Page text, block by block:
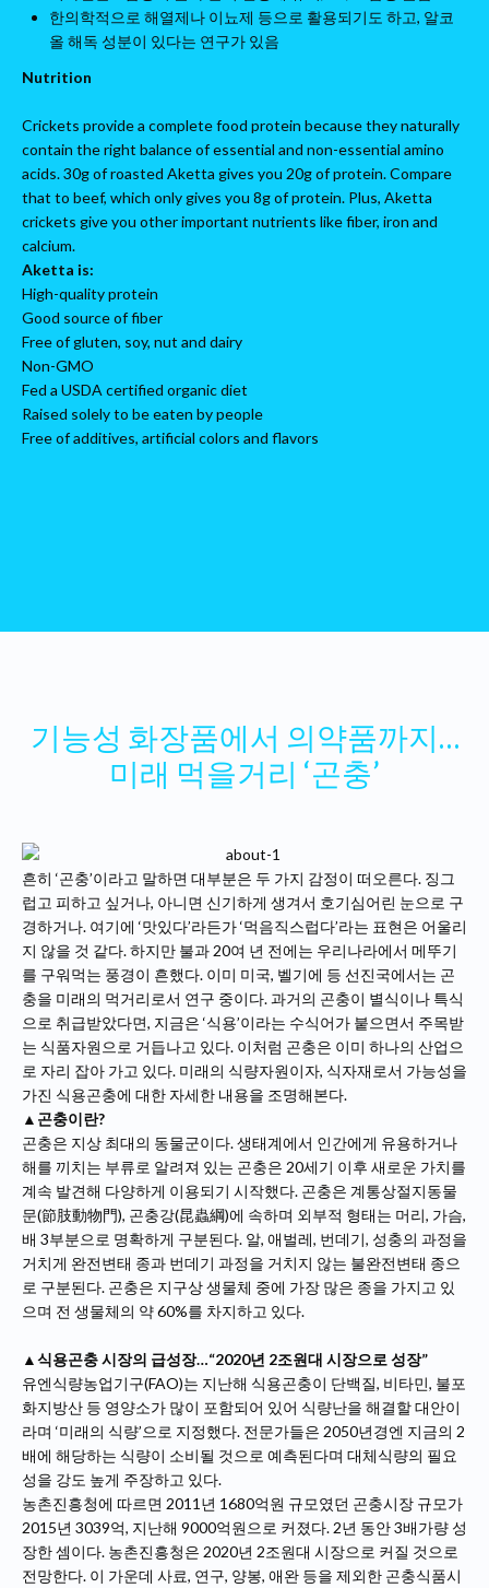
한의학적으로 해열제나 이뇨제 등으로 활용되기도 하고, 알코
올 해독 성분이 있다는 연구가 있음
Nutrition
Crickets provide a complete food protein because they naturally
contain the right balance of essential and non-essential amino
acids. 30g of roasted Aketta gives you 20g of protein. Compare
that to beef, which only gives you 8g of protein. Plus, Aketta
crickets give you other important nutrients like fiber, iron and
calcium.
Aketta is:
High-quality protein
Good source of fiber
Free of gluten, soy, nut and dairy
Non-GMO
Fed a USDA certified organic diet
Raised solely to be eaten by people
Free of additives, artificial colors and flavors
기능성 화장품에서 의약품까지…
미래 먹을거리 ‘곤충’
흔히 ‘곤충’이라고 말하면 대부분은 두 가지 감정이 떠오른다. 징그
럽고 피하고 싶거나, 아니면 신기하게 생겨서 호기심어린 눈으로 구
경하거나. 여기에 ‘맛있다’라든가 ‘먹음직스럽다’라는 표현은 어울리
지 않을 것 같다. 하지만 불과 20여 년 전에는 우리나라에서 메뚜기
를 구워먹는 풍경이 흔했다. 이미 미국, 벨기에 등 선진국에서는 곤
충을 미래의 먹거리로서 연구 중이다. 과거의 곤충이 별식이나 특식
으로 취급받았다면, 지금은 ‘식용’이라는 수식어가 붙으면서 주목받
는 식품자원으로 거듭나고 있다. 이처럼 곤충은 이미 하나의 산업으
로 자리 잡아 가고 있다. 미래의 식량자원이자, 식자재로서 가능성을
가진 식용곤충에 대한 자세한 내용을 조명해본다.
▲곤충이란?
곤충은 지상 최대의 동물군이다. 생태계에서 인간에게 유용하거나
해를 끼치는 부류로 알려져 있는 곤충은 20세기 이후 새로운 가치를
계속 발견해 다양하게 이용되기 시작했다. 곤충은 계통상절지동물
문(節肢動物門), 곤충강(昆蟲綱)에 속하며 외부적 형태는 머리, 가슴,
배 3부분으로 명확하게 구분된다. 알, 애벌레, 번데기, 성충의 과정을
거치게 완전변태 종과 번데기 과정을 거치지 않는 불완전변태 종으
로 구분된다. 곤충은 지구상 생물체 중에 가장 많은 종을 가지고 있
으며 전 생물체의 약 60%를 차지하고 있다.
▲식용곤충 시장의 급성장…“2020년 2조원대 시장으로 성장”
유엔식량농업기구(FAO)는 지난해 식용곤충이 단백질, 비타민, 불포
화지방산 등 영양소가 많이 포함되어 있어 식량난을 해결할 대안이
라며 ‘미래의 식량’으로 지정했다. 전문가들은 2050년경엔 지금의 2
배에 해당하는 식량이 소비될 것으로 예측된다며 대체식량의 필요
성을 강도 높게 주장하고 있다.
농촌진흥청에 따르면 2011년 1680억원 규모였던 곤충시장 규모가
2015년 3039억, 지난해 9000억원으로 커졌다. 2년 동안 3배가량 성
장한 셈이다. 농촌진흥청은 2020년 2조원대 시장으로 커질 것으로
전망한다. 이 가운데 사료, 연구, 양봉, 애완 등을 제외한 곤충식품시